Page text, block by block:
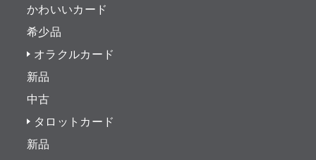
かわいいカード
希少品
オラクルカード
新品
中古
タロットカード
新品